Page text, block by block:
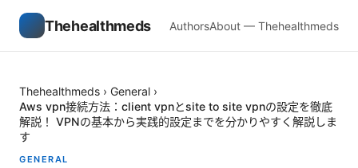
Thehealthmeds AuthorsAbout — Thehealthmeds
Thehealthmeds › General ›
Aws vpn接続方法：client vpnとsite to site vpnの設定を徹底
解説！ VPNの基本から実践的設定までを分かりやすく解説しま
す
GENERAL